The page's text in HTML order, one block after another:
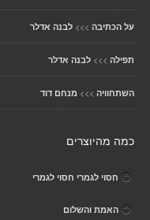
על הכתיבה >>> לבנה אדלר
תפילה >>> לבנה אדלר
השתחוויה >>> מנחם דוד
כמה מהיוצרים
חסוי לגמרי חסוי לגמרי
האמת והשלום